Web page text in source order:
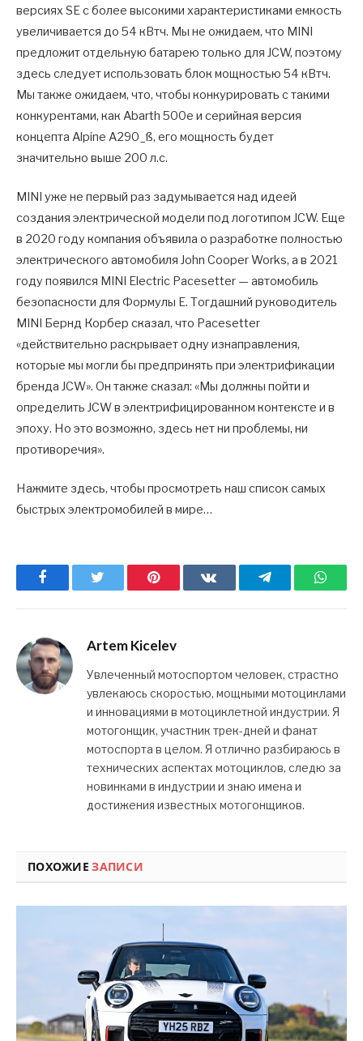
версиях SE с более высокими характеристиками емкость
увеличивается до 54 кВтч. Мы не ожидаем, что MINI
предложит отдельную батарею только для JCW, поэтому
здесь следует использовать блок мощностью 54 кВтч.
Мы также ожидаем, что, чтобы конкурировать с такими
конкурентами, как Abarth 500e и серийная версия
концепта Alpine A290_ß, его мощность будет
значительно выше 200 л.с.
MINI уже не первый раз задумывается над идеей
создания электрической модели под логотипом JCW. Еще
в 2020 году компания объявила о разработке полностью
электрического автомобиля John Cooper Works, а в 2021
году появился MINI Electric Pacesetter — автомобиль
безопасности для Формулы E. Тогдашний руководитель
MINI Бернд Корбер сказал, что Pacesetter
«действительно раскрывает одну изнаправления,
которые мы могли бы предпринять при электрификации
бренда JCW». Он также сказал: «Мы должны пойти и
определить JCW в электрифицированном контексте и в
эпоху. Но это возможно, здесь нет ни проблемы, ни
противоречия».
Нажмите здесь, чтобы просмотреть наш список самых
быстрых электромобилей в мире…
Facebook Pinterest ВКонтактеTelegram
Artem Kicelev
Увлеченный мотоспортом человек, страстно
увлекаюсь скоростью, мощными мотоциклами
и инновациями в мотоциклетной индустрии. Я
мотогонщик, участник трек-дней и фанат
мотоспорта в целом. Я отлично разбираюсь в
технических аспектах мотоциклов, следю за
новинками в индустрии и знаю имена и
достижения известных мотогонщиков.
ПОХОЖИЕЗАПИСИ